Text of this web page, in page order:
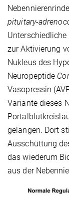
pituitary-
zur Aktivierung
Nukleus des
Neuropeptide
Vasopressin
Variante dieses
gelangen. Dort
Ausschüttung
das wiederum
aus der